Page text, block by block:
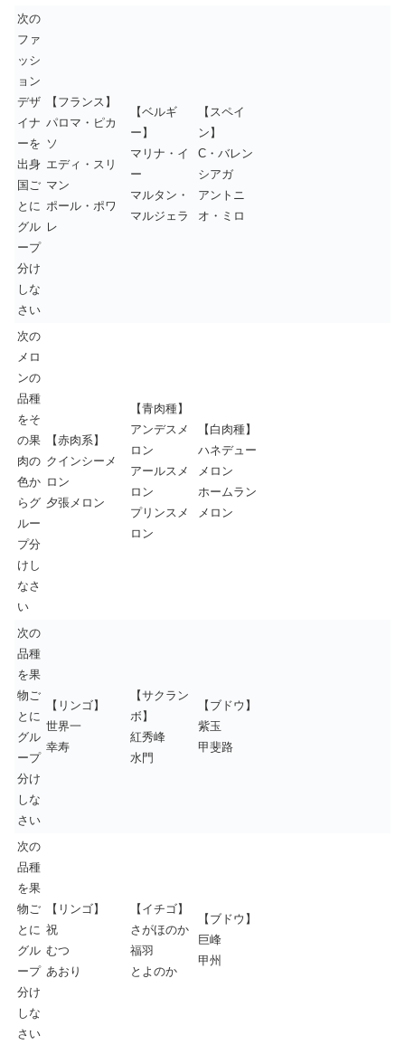
次の
ファ
ッシ
ョン
デザ
イナ
ーを
出身
国ご
とに
グル
ープ
分け
しな
さい
【フランス】
パロマ・ピカ
ソ
エディ・スリ
マン
ポール・ポワ
レ
【ベルギ
ー】
マリナ・イ
ー
マルタン・
マルジェラ
【スペイ
ン】
C・バレン
シアガ
アントニ
オ・ミロ
次の
メロ
ンの
品種
をそ
の果
肉の
色か
らグ
ルー
プ分
けし
なさ
い
【赤肉系】
クインシーメ
ロン
夕張メロン
【青肉種】
アンデスメ
ロン
アールスメ
ロン
プリンスメ
ロン
【白肉種】
ハネデュー
メロン
ホームラン
メロン
次の
品種
を果
物ご
とに
グル
ープ
分け
しな
さい
【リンゴ】
世界一
幸寿
【サクラン
ボ】
紅秀峰
水門
【ブドウ】
紫玉
甲斐路
次の
品種
を果
物ご
とに
グル
ープ
分け
しな
さい
【リンゴ】
祝
むつ
あおり
【イチゴ】
さがほのか
福羽
とよのか
【ブドウ】
巨峰
甲州